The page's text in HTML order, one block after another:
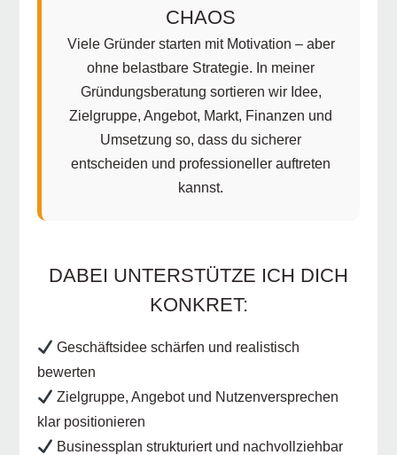
CHAOS
Viele Gründer starten mit Motivation – aber
ohne belastbare Strategie. In meiner
Gründungsberatung sortieren wir Idee,
Zielgruppe, Angebot, Markt, Finanzen und
Umsetzung so, dass du sicherer
entscheiden und professioneller auftreten
kannst.
DABEI UNTERSTÜTZE ICH DICH
KONKRET:
Geschäftsidee schärfen und realistisch
bewerten
Zielgruppe, Angebot und Nutzenversprechen
klar positionieren
Businessplan strukturiert und nachvollziehbar